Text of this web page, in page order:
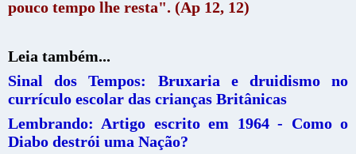
pouco tempo lhe resta". (Ap 12, 12)
Leia também...
Sinal dos Tempos: Bruxaria e druidismo no
currículo escolar das crianças Britânicas
Lembrando: Artigo escrito em 1964 - Como o
Diabo destrói uma Nação?